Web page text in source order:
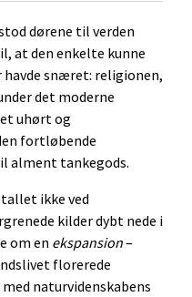
dørene til verden
at den enkelte kunne
havde snæret: religionen,
det moderne
uhørt og
fortløbende
alment tankegods.
ikke ved
kilder dybt nede i
om en ekspansion–
florerede
naturvidenskabens